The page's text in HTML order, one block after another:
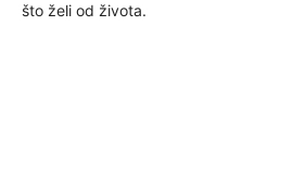
što želi od života.